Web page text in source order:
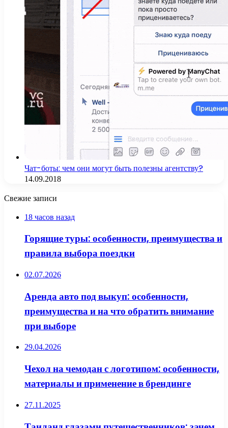
Чат-боты: чем они могут быть полезны агентству?
14.09.2018
Свежие записи
18 часов назад
Горящие туры: особенности, преимущества и
правила выбора поездки
02.07.2026
Аренда авто под выкуп: особенности,
преимущества и на что обратить внимание
при выборе
29.04.2026
Чехол на чемодан с логотипом: особенности,
материалы и применение в брендинге
27.11.2025